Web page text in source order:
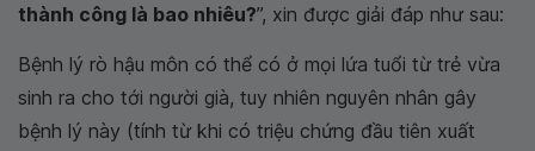
thành công là bao nhiêu?”, xin được giải đáp như sau:
Bệnh lý rò hậu môn có thể có ở mọi lứa tuổi từ trẻ vừa
sinh ra cho tới người già, tuy nhiên nguyên nhân gây
bệnh lý này (tính từ khi có triệu chứng đầu tiên xuất